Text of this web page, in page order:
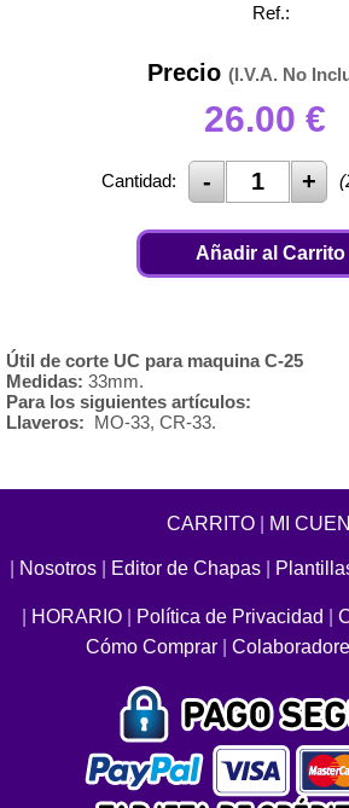
Ref.:
Precio (I.V.A. No
26.00 €
Cantidad: (
Añadir al Carrito
Útil de corte UC para maquina C-25
Medidas: 33mm.
Para los siguientes artículos:
Llaveros: MO-33, CR-33.
CARRITO| MI
Nosotros Editor de Chapas
HORARIO Política de Privacidad
Cómo Comprar